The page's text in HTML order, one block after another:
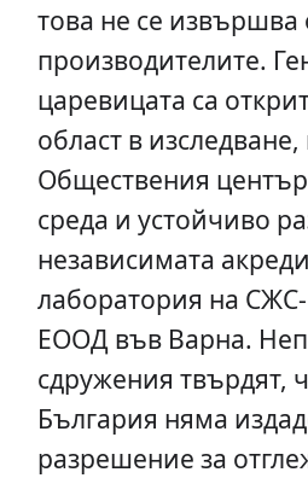
това не се извършва
производителите.
царевицата са
област в
Обществения
среда и устойчиво
независимата
лаборатория на
ЕООД във Варна.
сдружения твърдят,
България няма
разрешение за